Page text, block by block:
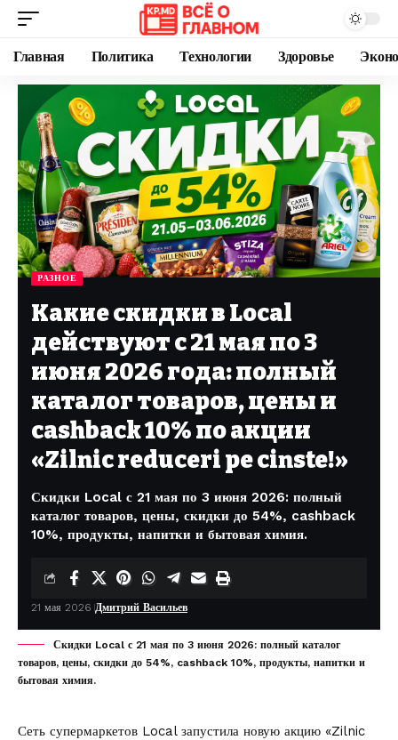
Главная Политика Технологии Здоровье
РАЗНОЕ
Какие скидки в Local
действуют с 21 мая по 3
июня 2026 года: полный
каталог товаров, цены и
cashback 10% по акции
«Zilnic reduceri pe cinste!»
Скидки Local с 21 мая по 3 июня 2026: полный
каталог товаров, цены, скидки до 54%, cashback
10%, продукты, напитки и бытовая химия.
21 мая 2026 Дмитрий Васильев
Скидки Local с 21 мая по 3 июня 2026: полный каталог
товаров, цены, скидки до 54%, cashback 10%, продукты, напитки и
бытовая химия.
Сеть супермаркетов Local запустила новую акцию «Zilnic